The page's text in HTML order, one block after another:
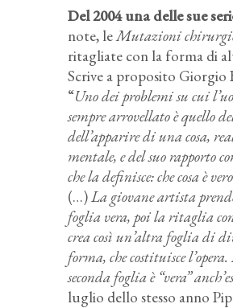
Del 2004 una delle sue
note, leMutazioni
ritagliate con la forma di
Scrive a proposito Giorgio
“Uno dei problemi su cui
sempre arrovellato è quello
dell’apparire di una cosa,
mentale, e del suo rapporto
che la definisce: che cosa è
(…)La giovane artista
foglia vera, poi la ritaglia
crea così un’altra foglia di
forma, che costituisce
seconda foglia è “vera”
luglio dello stesso anno